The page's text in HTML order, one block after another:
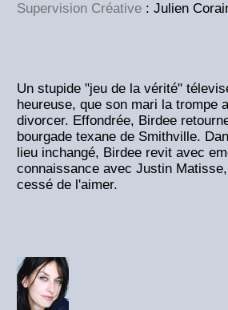
Supervision Créative : Julien
Un stupide "jeu de la vérité"
heureuse, que son mari la trompe
divorcer. Effondrée, Birdee
bourgade texane de Smithville.
lieu inchangé, Birdee revit avec
connaissance avec Justin
cessé de l'aimer.